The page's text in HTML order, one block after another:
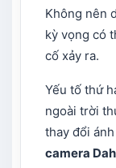
Không nên
kỳ vọng có
cố xảy ra.
Yếu tố thứ
ngoài trời
thay đổi
camera